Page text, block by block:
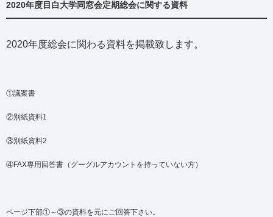
2020年度目白大学同窓会定期総会に関する資料
2020年度総会に関わる資料を掲載致します。
①議案書
②別紙資料1
③別紙資料2
④FAX専用回答書（グーグルアカウントを持っていない方）
ページ下部①～③の資料を元にご回答下さい。